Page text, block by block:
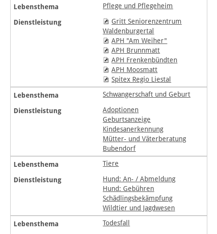
Pflege und Pflegeheim
Gritt Seniorenzentrum
Waldenburgertal
APH "Am Weiher"
APH Brunnmatt
APH Frenkenbündten
APH Moosmatt
Spitex Regio Liestal
Schwangerschaft und Geburt
Adoptionen
Geburtsanzeige
Kindesanerkennung
Mütter- und Väterberatung
Bubendorf
Tiere
Hund: An- / Abmeldung
Hund: Gebühren
Schädlingsbekämpfung
Wildtier und Jagdwesen
Todesfall